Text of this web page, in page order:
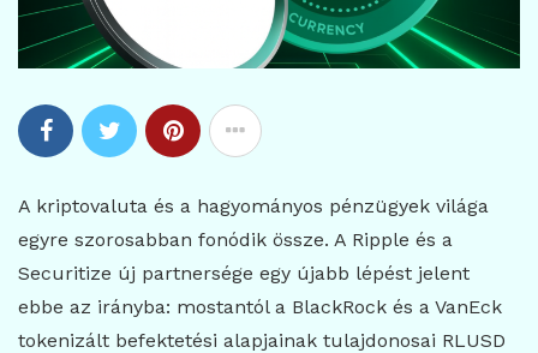
A kriptovaluta és a hagyományos pénzügyek világa
egyre szorosabban fonódik össze. A Ripple és a
Securitize új partnersége egy újabb lépést jelent
ebbe az irányba: mostantól a BlackRock és a VanEck
tokenizált befektetési alapjainak tulajdonosai RLUSD